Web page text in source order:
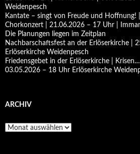
Weidenpesch
Kantate – singt von Freude und Hoffnung!
Chorkonzert | 21.06.2026 – 17 Uhr |
Die Planungen liegen im Zeitplan
Nachbarschaftsfest an der Erlöserkirche |
Erlöserkirche Weidenpesch
Friedensgebet in der Erlöserkirche | Krisen…
03.05.2026 – 18 Uhr Erlöserkirche
ARCHIV
Archiv